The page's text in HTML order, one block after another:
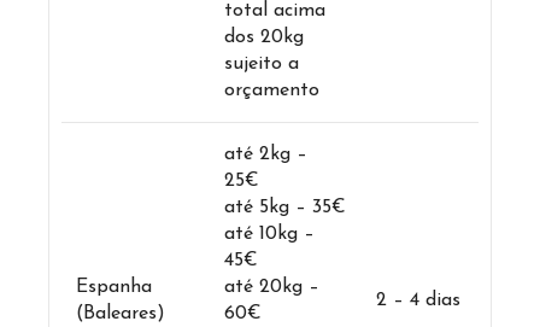
total acima
dos 20kg
sujeito a
orçamento
Espanha
(Baleares)
até 2kg –
25€
até 5kg – 35€
até 10kg –
45€
até 20kg –
60€
2 – 4 dias